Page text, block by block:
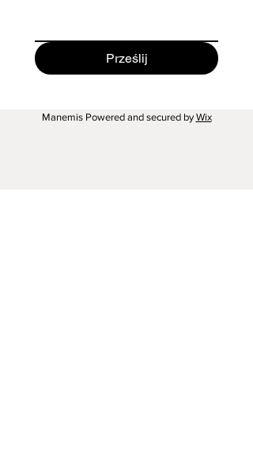
Prześlij
Manemis Powered and secured by Wix